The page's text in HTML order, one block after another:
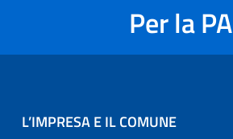
Per la PA
L’IMPRESA E IL COMUNE